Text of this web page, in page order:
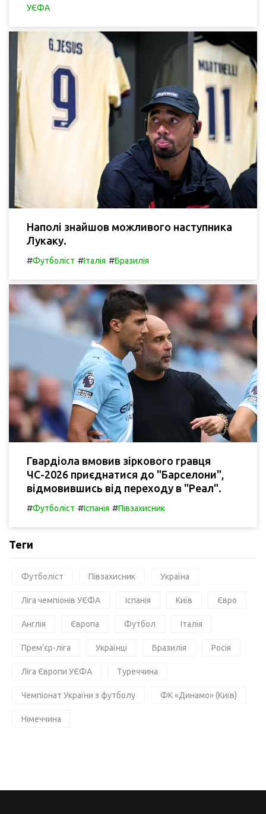
УЄФА
Наполі знайшов можливого наступника
Лукаку.
#Футболіст #Італія #Бразилія
Гвардіола вмовив зіркового гравця
ЧС-2026 приєднатися до "Барселони",
відмовившись від переходу в "Реал".
#Футболіст #Іспанія #Півзахисник
Теги
Футболіст Півзахисник Україна
Ліга чемпіонів УЄФА Іспанія Київ Євро
Англія Європа Футбол Італія
Прем'єр-ліга Українці Бразилія Росія
Ліга Європи УЄФА Туреччина
Чемпіонат України з футболу ФК «Динамо» (Київ)
Німеччина